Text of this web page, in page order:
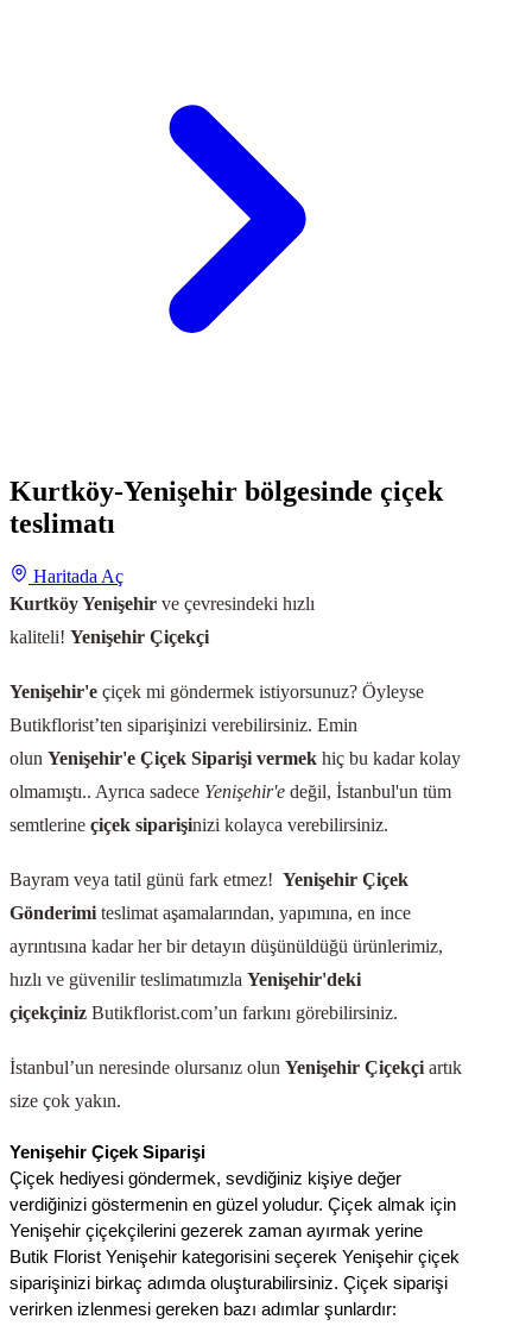
Kurtköy-Yenişehir bölgesinde çiçek
teslimatı
Haritada Aç
Kurtköy Yenişehir ve çevresindeki hızlı
kaliteli! Yenişehir Çiçekçi
Yenişehir'e çiçek mi göndermek istiyorsunuz? Öyleyse
Butikflorist’ten siparişinizi verebilirsiniz. Emin
olun Yenişehir'e Çiçek Siparişi vermek hiç bu kadar kolay
olmamıştı.. Ayrıca sadece Yenişehir'e değil, İstanbul'un tüm
semtlerine çiçek siparişinizi kolayca verebilirsiniz.
Bayram veya tatil günü fark etmez! Yenişehir Çiçek
Gönderimi teslimat aşamalarından, yapımına, en ince
ayrıntısına kadar her bir detayın düşünüldüğü ürünlerimiz,
hızlı ve güvenilir teslimatımızla Yenişehir'deki
çiçekçiniz Butikflorist.com’un farkını görebilirsiniz.
İstanbul’un neresinde olursanız olun Yenişehir Çiçekçi artık
size çok yakın.
Yenişehir Çiçek Siparişi
Çiçek hediyesi göndermek, sevdiğiniz kişiye değer
verdiğinizi göstermenin en güzel yoludur. Çiçek almak için
Yenişehir çiçekçilerini gezerek zaman ayırmak yerine
Butik Florist Yenişehir kategorisini seçerek Yenişehir çiçek
siparişinizi birkaç adımda oluşturabilirsiniz. Çiçek siparişi
verirken izlenmesi gereken bazı adımlar şunlardır: